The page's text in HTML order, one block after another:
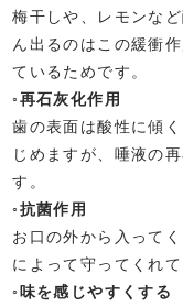
梅干しや、レモンな
ん出るのはこの緩衝
ているためです。
◦再石灰化作用
歯の表面は酸性に傾
じめますが、唾液の
す。
◦抗菌作用
お口の外から入って
によって守ってくれて
◦ 味を感じやすくする